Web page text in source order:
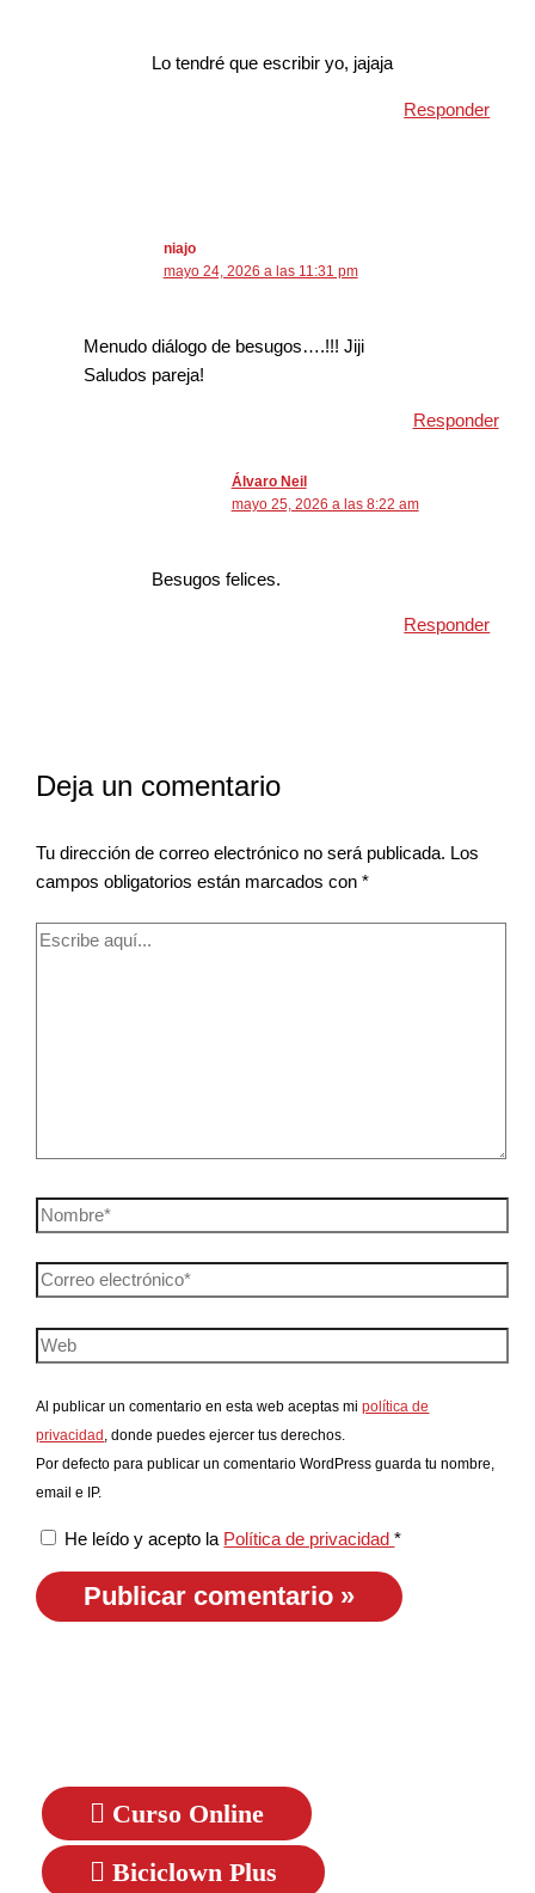
Lo tendré que escribir yo, jajaja
Responder
niajo
mayo 24, 2026 a las 11:31 pm
Menudo diálogo de besugos….!!! Jiji
Saludos pareja!
Responder
Álvaro Neil
mayo 25, 2026 a las 8:22 am
Besugos felices.
Responder
Deja un comentario
Tu dirección de correo electrónico no será publicada. Los
campos obligatorios están marcados con*
Al publicar un comentario en esta web aceptas mipolítica de
privacidad
, donde puedes ejercer tus derechos.
Por defecto para publicar un comentario WordPress guarda tu nombre,
email e IP.
He leído y acepto la Política de privacidad*
Curso Online
Biciclown Plus